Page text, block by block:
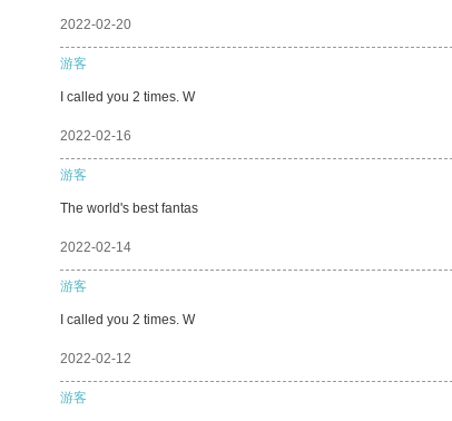
2022-02-20
游客
I called you 2 times. W
2022-02-16
游客
The world's best fantas
2022-02-14
游客
I called you 2 times. W
2022-02-12
游客